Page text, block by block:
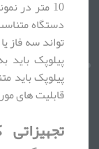
10 متر در
دستگاه
تواند سه فاز
پیلوپک
پیلوپک باید
قابلیت های